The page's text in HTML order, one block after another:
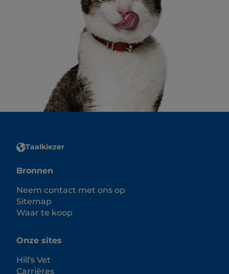
Taalkiezer
Bronnen
Neem contact met ons op
Sitemap
Waar te koop
Onze sites
Hill's Vet
Carrières